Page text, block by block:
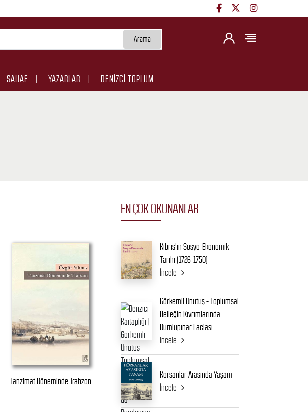
Arama
SAHAF YAZARLAR DENİZCİ TOPLUM
Tanzimat Döneminde Trabzon
EN ÇOK OKUNANLAR
Kıbrıs'ın Sosyo-Ekonomik
Tarihi (1726-1750)
İncele
Görkemli Unutuş - Toplumsal
Belleğin Kıvrımlarında
Dumlupınar Faciası
İncele
Korsanlar Arasında Yaşam
İncele